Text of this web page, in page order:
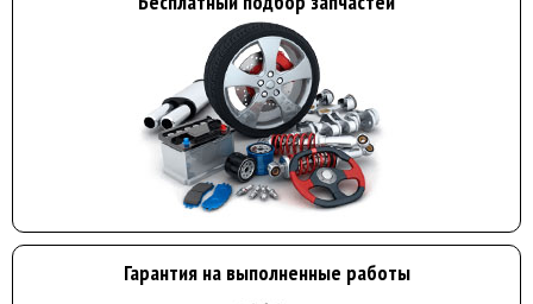
Гарантия на выполненные работы